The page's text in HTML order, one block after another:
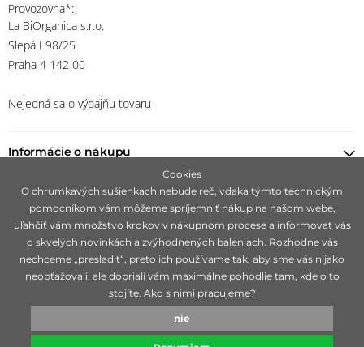
Provozovna*:
La BiOrganica s.r.o.
Slepá I 98/25
Praha 4 142 00
Nejedná sa o výdajňu tovaru
Informácie o nákupu
Nájsť predajcu
Ostaňte s nami v kontakte
Zameriavame sa na hľadanie čisto prírodných značiek, ideálne 100%
bio, ktoré sú mimoriadne svojou účinnosťou.
Cookies
O chrumkavých sušienkach nebude reč, vďaka týmto technickým
pomocníkom vám môžeme spríjemniť nákup na našom webe,
uľahčiť vám množstvo krokov v nákupnom procese a informovať vás
o skvelých novinkách a zvýhodnených baleniach. Rozhodne vás
nechceme „presladiť“, preto ich používame tak, aby sme vás nijako
neobťažovali, ale dopriali vám maximálne pohodlie tam, kde o to
stojíte. Ako s nimi pracujeme?
nie